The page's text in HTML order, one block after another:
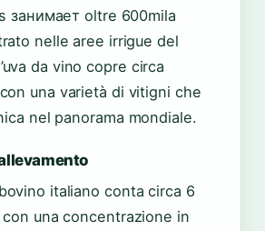
занимает oltre 600mila
nelle aree irrigue del
da vino copre circa
una varietà di vitigni che
nel panorama mondiale.
italiano conta circa 6
una concentrazione in